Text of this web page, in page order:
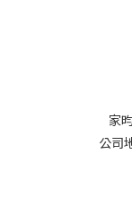
家
公司